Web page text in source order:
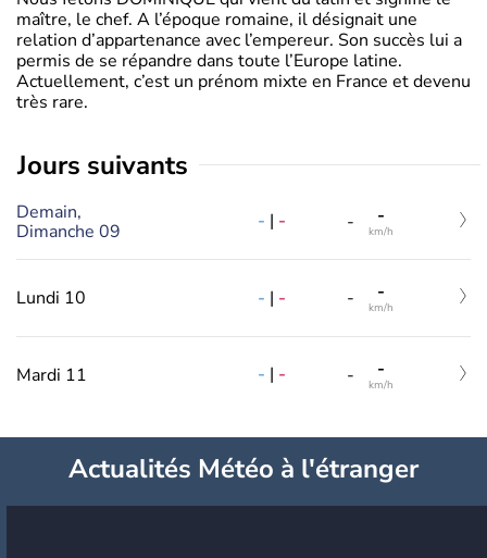
maître, le chef. A l’époque romaine, il désignait une
relation d’appartenance avec l’empereur. Son succès lui a
permis de se répandre dans toute l’Europe latine.
Actuellement, c’est un prénom mixte en France et devenu
très rare.
jours suivants
Demain,
Dimanche 09
- | - - -
km/h
Lundi 10 - | - - -
km/h
Mardi 11 - | - - -
km/h
Actualités Météo à l'étranger